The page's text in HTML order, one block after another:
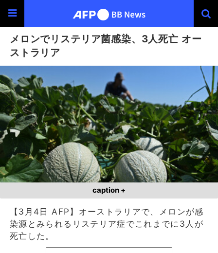
メロンでリステリア菌感染、3人死亡 オー
ストラリア
caption +
【3月4日 AFP】オーストラリアで、メロンが感
染源とみられるリステリア症でこれまでに3人が
死亡した。